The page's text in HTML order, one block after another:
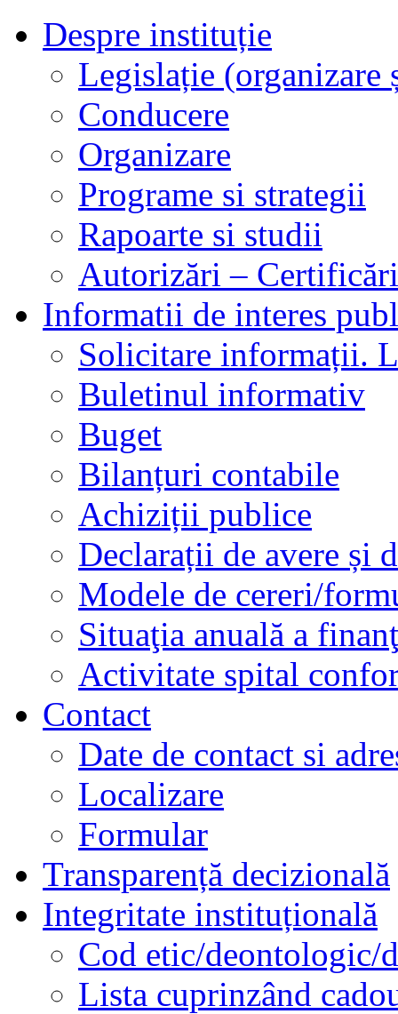
Despre instituție
Legislație
Conducere
Organizare
Programe si strategii
Rapoarte si studii
Autorizări –
Informatii de interes
Solicitare informații.
Buletinul informativ
Buget
Bilanțuri contabile
Achiziții publice
Declarații de avere și
Modele de cereri/
Situaţia anuală a
Activitate spital
Contact
Date de contact si
Localizare
Formular
Transparență decizională
Integritate instituțională
Cod etic/deontologic/
Lista cuprinzând